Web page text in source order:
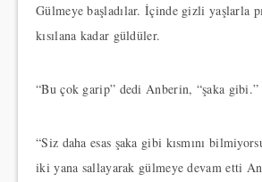
Gülmeye başladılar. İçinde gizli yaşlarla
kısılana kadar güldüler.
“Bu çok garip” dedi Anberin, “şaka gibi.”
“Siz daha esas şaka gibi kısmını
iki yana sallayarak gülmeye devam etti